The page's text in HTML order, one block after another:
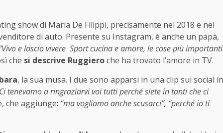
show di Maria De Filippi, precisamente nel 2018 e nel
di auto. Presente su Instagram, è anche un papà,
e lascio vivere Sport cucina e amore, le cose più importanti
che si descrive Ruggieroche ha trovato l’amore in TV.
, la sua musa. I due sono apparsi in una clip sui social in
tenevamo a ringraziarvi voi tutti perché siete in tanti che ci
che aggiunge: “ma vogliamo anche scusarci”, “perché io ti